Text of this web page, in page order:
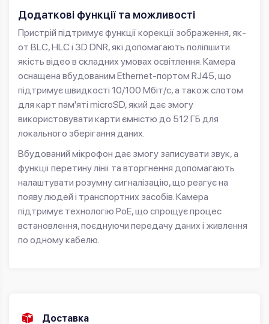
Додаткові функції та можливості
Пристрій підтримує функції корекції зображення, як-
от BLC, HLC і 3D DNR, які допомагають поліпшити
якість відео в складних умовах освітлення. Камера
оснащена вбудованим Ethernet-портом RJ45, що
підтримує швидкості 10/100 Мбіт/с, а також слотом
для карт пам'яті microSD, який дає змогу
використовувати карти ємністю до 512 ГБ для
локального зберігання даних.
Вбудований мікрофон дає змогу записувати звук, а
функції перетину лінії та вторгнення допомагають
налаштувати розумну сигналізацію, що реагує на
появу людей і транспортних засобів. Камера
підтримує технологію PoE, що спрощує процес
встановлення, поєднуючи передачу даних і живлення
по одному кабелю.
Доставка